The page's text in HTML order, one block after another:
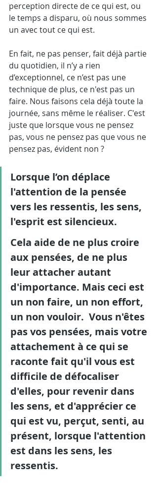
perception directe de ce qui est, ou
le temps a disparu, où nous sommes
un avec tout ce qui est.
En fait, ne pas penser, fait déjà partie
du quotidien, il n’y a rien
d’exceptionnel, ce n’est pas une
technique de plus, ce n'est pas un
faire. Nous faisons cela déjà toute la
journée, sans même le réaliser. C'est
juste que lorsque vous ne pensez
pas, vous ne pensez pas que vous ne
pensez pas, évident non ?
Lorsque l’on déplace
l'attention de la pensée
vers les ressentis, les sens,
l'esprit est silencieux.
Cela aide de ne plus croire
aux pensées, de ne plus
leur attacher autant
d'importance. Mais ceci est
un non faire, un non effort,
un non vouloir.  Vous n'êtes
pas vos pensées, mais votre
attachement à ce qui se
raconte fait qu'il vous est
difficile de défocaliser
d'elles, pour revenir dans
les sens, et d'apprécier ce
qui est vu, perçut, senti, au
présent, lorsque l'attention
est dans les sens, les
ressentis.